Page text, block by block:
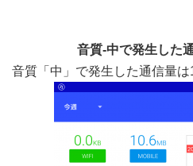
音質-中で発生した
音質「中」で発生した通信量は